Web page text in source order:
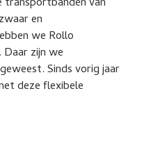
en
we Rollo
zijn we
Sinds vorig jaar
deze flexibele